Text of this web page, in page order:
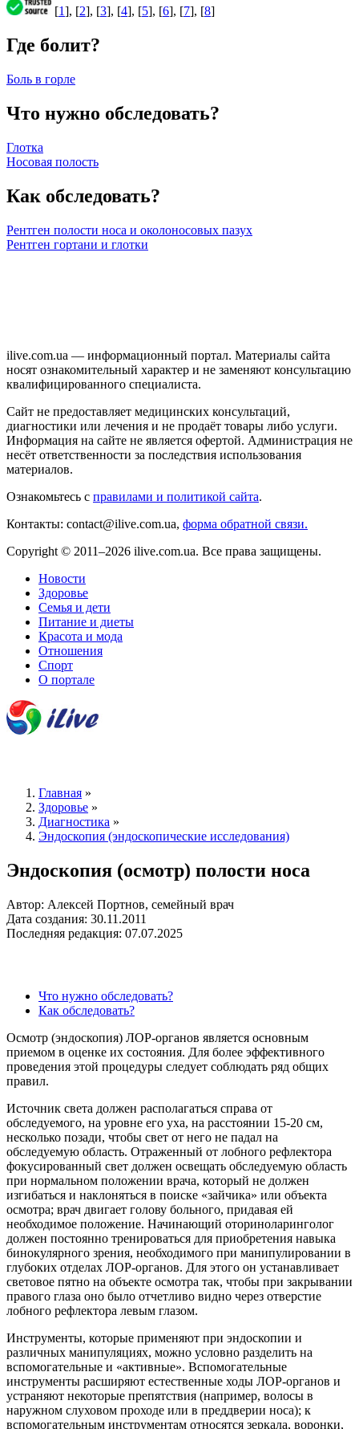
[1], [2], [3], [4], [5], [6], [7], [8]
Где болит?
Боль в горле
Что нужно обследовать?
Глотка
Носовая полость
Как обследовать?
Рентген полости носа и околоносовых пазух
Рентген гортани и глотки
ilive.com.ua — информационный портал. Материалы сайта
носят ознакомительный характер и не заменяют консультацию
квалифицированного специалиста.
Сайт не предоставляет медицинских консультаций,
диагностики или лечения и не продаёт товары либо услуги.
Информация на сайте не является офертой. Администрация не
несёт ответственности за последствия использования
материалов.
Ознакомьтесь с правилами и политикой сайта.
Контакты: contact@ilive.com.ua, форма обратной связи.
Copyright © 2011–2026 ilive.com.ua. Все права защищены.
Новости
Здоровье
Семья и дети
Питание и диеты
Красота и мода
Отношения
Спорт
О портале
Главная »
Здоровье »
Диагностика »
Эндоскопия (эндоскопические исследования)
Эндоскопия (осмотр) полости носа
Автор: Алексей Портнов, семейный врач
Дата создания: 30.11.2011
Последняя редакция: 07.07.2025
Что нужно обследовать?
Как обследовать?
Осмотр (эндоскопия) ЛОР-органов является основным
приемом в оценке их состояния. Для более эффективного
проведения этой процедуры следует соблюдать ряд общих
правил.
Источник света должен располагаться справа от
обследуемого, на уровне его уха, на расстоянии 15-20 см,
несколько позади, чтобы свет от него не падал на
обследуемую область. Отраженный от лобного рефлектора
фокусированный свет должен освещать обследуемую область
при нормальном положении врача, который не должен
изгибаться и наклоняться в поиске «зайчика» или объекта
осмотра; врач двигает голову больного, придавая ей
необходимое положение. Начинающий оториноларинголог
должен постоянно тренироваться для приобретения навыка
бинокулярного зрения, необходимого при манипулировании в
глубоких отделах ЛОР-органов. Для этого он устанавливает
световое пятно на объекте осмотра так, чтобы при закрывании
правого глаза оно было отчетливо видно через отверстие
лобного рефлектора левым глазом.
Инструменты, которые применяют при эндоскопии и
различных манипуляциях, можно условно разделить на
вспомогательные и «активные». Вспомогательные
инструменты расширяют естественные ходы ЛОР-органов и
устраняют некоторые препятствия (например, волосы в
наружном слуховом проходе или в преддверии носа); к
вспомогательным инструментам относятся зеркала, воронки,